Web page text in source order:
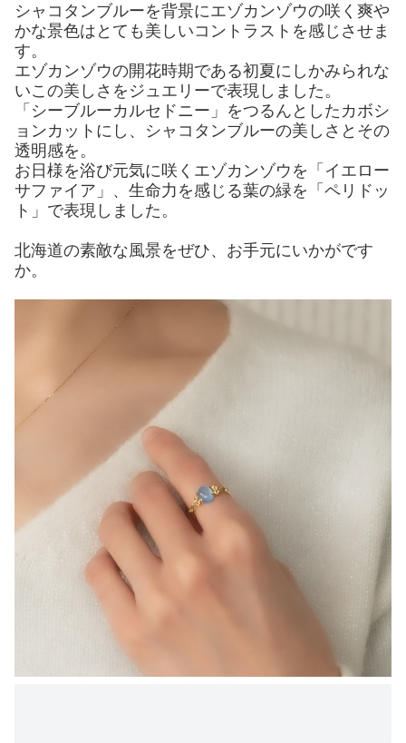
シャコタンブルーを背景にエゾカンゾウの咲く爽や
かな景色はとても美しいコントラストを感じさせま
す。
エゾカンゾウの開花時期である初夏にしかみられな
いこの美しさをジュエリーで表現しました。
「シーブルーカルセドニー」をつるんとしたカボシ
ョンカットにし、シャコタンブルーの美しさとその
透明感を。
お日様を浴び元気に咲くエゾカンゾウを「イエロー
サファイア」、生命力を感じる葉の緑を「ペリドッ
ト」で表現しました。
北海道の素敵な風景をぜひ、お手元にいかがです
か。